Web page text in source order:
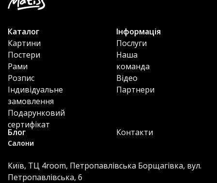
Салони
Київ, ТЦ 4room, Петропавлівська Борщагівка, вул.
Петропавлівська, 6
Каталог
Картини
Постери
Рами
Розпис
Індивідуальне
замовлення
Подарунковий
сертифікат
Інформація
Послуги
Наша
команда
Відео
Партнери
Блог Контакти